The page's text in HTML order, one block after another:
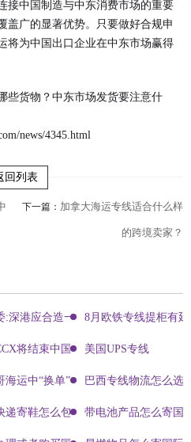
接中国制造与中东消费市场的重要
盖广的显著优势。只要做好合规申
将为中国出口企业在中东市场赢得
些货物？中东市场发货要注意什
news/4345.html
回列表
下一篇： 加拿大海运专线适合什么样
的跨境卖家？
恼”
:深港应合造一体化物流中心
8月欧铁专线提柜有
知的秘密
将结束中国航行美国UPS专线
破损?完善解决方案的多方面分析
海运中“换单”是什么意思？巴西专线物流怎么选
算
递寄鞋怎么包装 带电池产品怎么寄国